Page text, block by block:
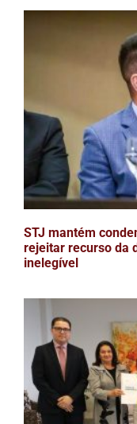
STJ mantém
rejeitar recurso da
inelegível